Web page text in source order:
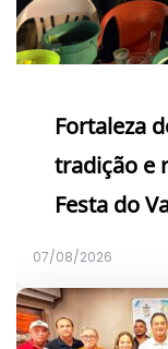
Fortaleza
tradição e
Festa do
07/08/2026